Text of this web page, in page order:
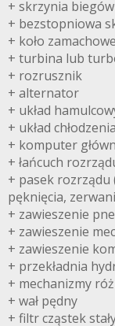
+ skrzynia
+ bezstopniowa
+ koło
+ turbina lub
+ rozrusznik
+ alternator
+ układ
+ układ chłodzenia
+ komputer
+ łańcuch
+ pasek
pęknięcia,
+ zawieszenie
+ zawieszenie
+ zawieszenie
+ przekładnia
+ mechanizmy
+ wał pędny
+ filtr cząstek